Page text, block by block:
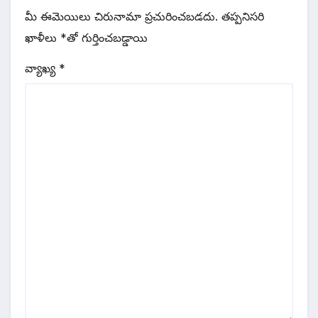
మీ ఈమెయిలు చిరునామా ప్రచురించబడదు. తప్పనిసరి
ఖాళీలు *‌తో గుర్తించబడ్డాయి
వ్యాఖ్య *